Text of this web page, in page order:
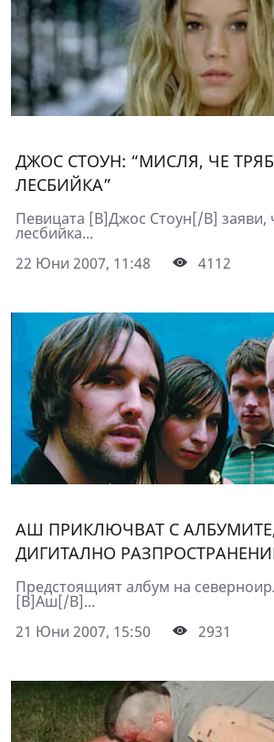
ДЖОС СТОУН: “МИСЛЯ, ЧЕ
ЛЕСБИЙКА”
Певицата [B]Джос Стоун[/B] заяви,
лесбийка...
22 Юни 2007, 11:48
4112
АШ ПРИКЛЮЧВАТ С
ДИГИТАЛНО
Предстоящият албум на
[B]Аш[/B]...
21 Юни 2007, 15:50
2931